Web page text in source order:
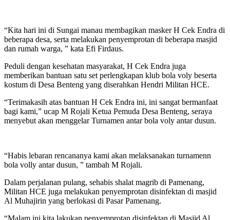
“Kita hari ini di Sungai manau membagikan masker H Cek Endra di
beberapa desa, serta melakukan penyemprotan di beberapa masjid
dan rumah warga, ” kata Efi Firdaus.
Peduli dengan kesehatan masyarakat, H Cek Endra juga
memberikan bantuan satu set perlengkapan klub bola voly beserta
kostum di Desa Benteng yang diserahkan Hendri Militan HCE.
“Terimakasih atas bantuan H Cek Endra ini, ini sangat bermanfaat
bagi kami,” ucap M Rojali Ketua Pemuda Desa Benteng, seraya
menyebut akan menggelar Turnamen antar bola voly antar dusun.
“Habis lebaran rencananya kami akan melaksanakan turnamenn
bola volly antar dusun, ” tambah M Rojali.
Dalam perjalanan pulang, sehabis shalat magrib di Pamenang,
Militan HCE juga melakukan penyemprotan disinfektan di masjid
Al Muhajirin yang berlokasi di Pasar Pamenang.
“Malam ini kita lakukan penyemprotan disinfektan di Masjid Al